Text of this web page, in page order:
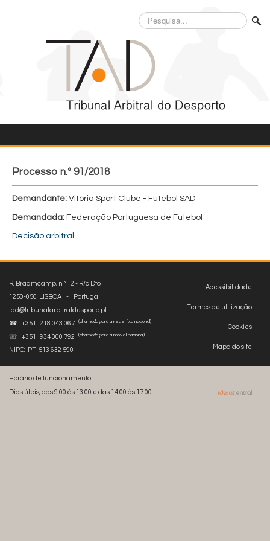
Pesquisa...
Processo n.º 91/2018
Demandante: Vitória Sport Clube - Futebol SAD
Demandada: Federação Portuguesa de Futebol
Decisão arbitral
Acessibilidade
Termos de utilização
Cookies
Mapa do site
R. Braamcamp, n.º 12 - R/c Dto.
1250-050 LISBOA - Portugal
tad@tribunalarbitraldesporto.pt
☎ +351 218 043 067
(chamada para a rede fixa nacional)
☏ +351 934 000 792 (chamada para a móvel nacional)
NIPC: PT 513 632 590
Horário de funcionamento:
Dias úteis, das 9:00 às 13:00 e das 14:00 às 17:00